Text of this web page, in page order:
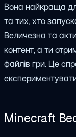
Вона найкраща
та тих, хто
Величезна та
контент, а ти
файлів гри. Це
Minecraft